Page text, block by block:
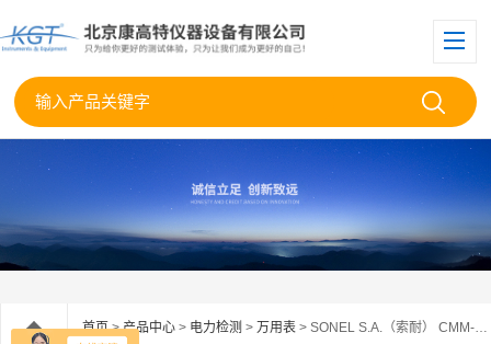
首页>产品中心 > 电力检测 > 万用表 > SONEL S.A.（索耐） CMM-10数字万用表